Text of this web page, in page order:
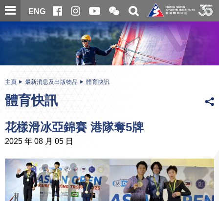
跳
至
內
ENG
開
合
微
信
二
維
碼
關
搜
尋
内
主頁 最新消息及出版物品 體育快訊
體育快訊
花樣滑冰亞錦賽 港隊奪5牌
2025 年 08 月 05 日